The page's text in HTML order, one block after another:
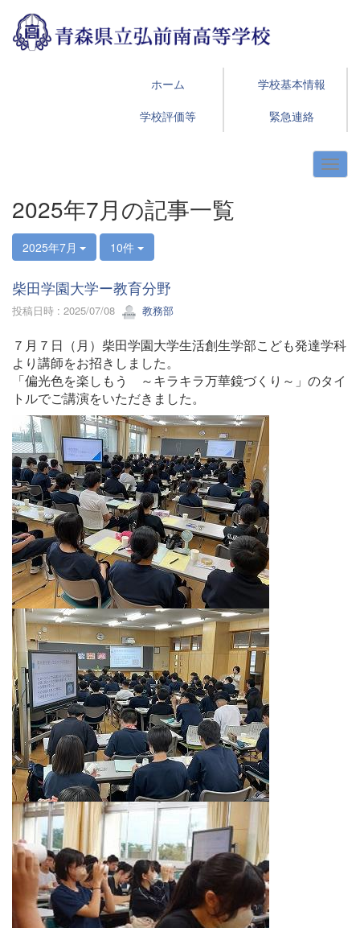
ホーム
学校基本情報
学校評価等
緊急連絡
2025年7月の記事一覧
2025年7月 10件
柴田学園大学ー教育分野
投稿日時 : 2025/07/08 教務部
７月７日（月）柴田学園大学生活創生学部こども発達学科
より講師をお招きしました。
「偏光色を楽しもう ～キラキラ万華鏡づくり～」のタイ
トルでご講演をいただきました。